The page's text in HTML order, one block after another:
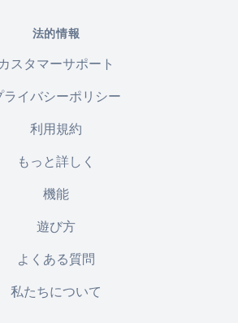
法的情報
カスタマーサポート
ライバシーポリシー
利用規約
もっと詳しく
機能
遊び方
よくある質問
私たちについて